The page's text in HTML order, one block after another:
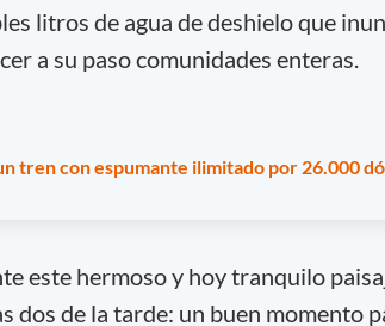
litros de agua de deshielo que
a su paso comunidades enteras.
tren con espumante ilimitado por 26.000
este hermoso y hoy tranquilo
dos de la tarde: un buen momento